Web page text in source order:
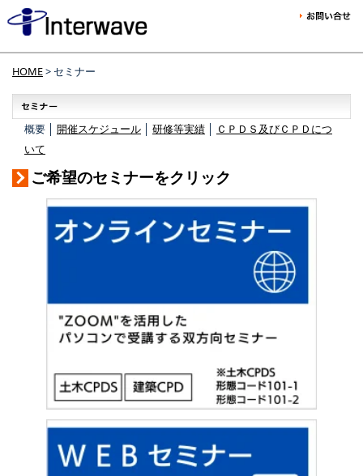
HOME> セミナー
概要 │ 開催スケジュール 研修等実績
ＣＰＤＳ及びＣＰＤにつ
いて
ご希望のセミナーをクリック